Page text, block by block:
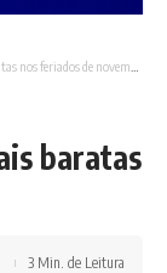
nos feriados de novembro
baratas
3 Min. de Leitura